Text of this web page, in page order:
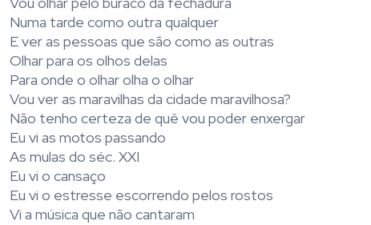
Numa tarde como outra qualquer
E ver as pessoas que são como as outras
Olhar para os olhos delas
Para onde o olhar olha o olhar
Vou ver as maravilhas da cidade maravilhosa?
Não tenho certeza de quê vou poder enxergar
Eu vi as motos passando
As mulas do séc. XXI
Eu vi o cansaço
Eu vi o estresse escorrendo pelos rostos
Vi a música que não cantaram